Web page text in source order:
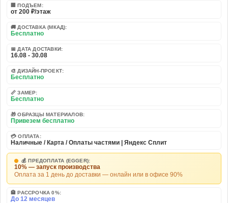
🏢 ПОДЪЕМ:
от 200 ₽/этаж
🚚 ДОСТАВКА (МКАД):
Бесплатно
📅 ДАТА ДОСТАВКИ:
16.08 - 30.08
🎨 ДИЗАЙН-ПРОЕКТ:
Бесплатно
📏 ЗАМЕР:
Бесплатно
🎁 ОБРАЗЦЫ МАТЕРИАЛОВ:
Привезем бесплатно
💳 ОПЛАТА:
Наличные / Карта / Оплаты частями | Яндекс Сплит
💰 ПРЕДОПЛАТА (EGGER):
10% — запуск производства
Оплата за 1 день до доставки — онлайн или в офисе 90%
🏦 РАССРОЧКА 0%:
До 12 месяцев